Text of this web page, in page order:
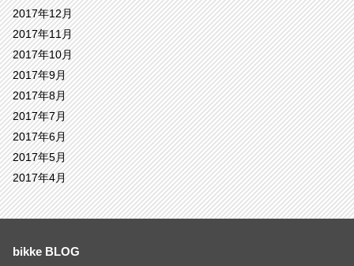
2017年12月
2017年11月
2017年10月
2017年9月
2017年8月
2017年7月
2017年6月
2017年5月
2017年4月
bikke BLOG